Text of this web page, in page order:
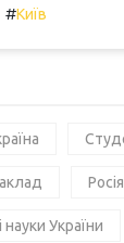
#Київ
Росія
науки України